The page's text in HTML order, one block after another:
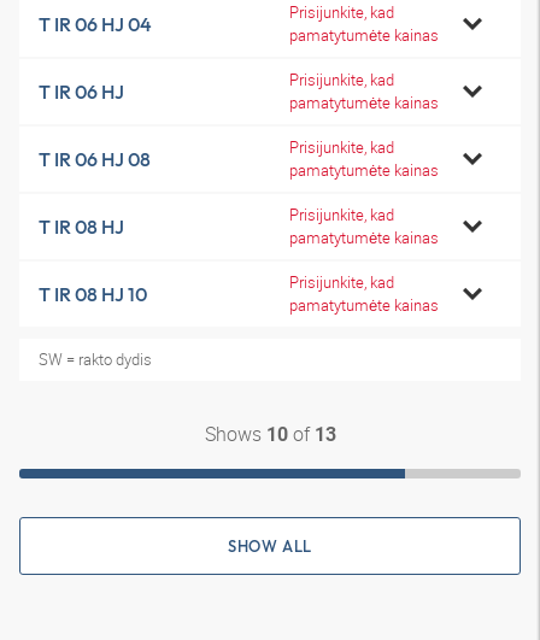
T IR 06 HJ 04
Prisijunkite, kad
pamatytumėte kainas
T IR 06 HJ
Prisijunkite, kad
pamatytumėte kainas
T IR 06 HJ 08
Prisijunkite, kad
pamatytumėte kainas
T IR 08 HJ
Prisijunkite, kad
pamatytumėte kainas
T IR 08 HJ 10
Prisijunkite, kad
pamatytumėte kainas
SW = rakto dydis
Shows 10of 13
SHOW ALL